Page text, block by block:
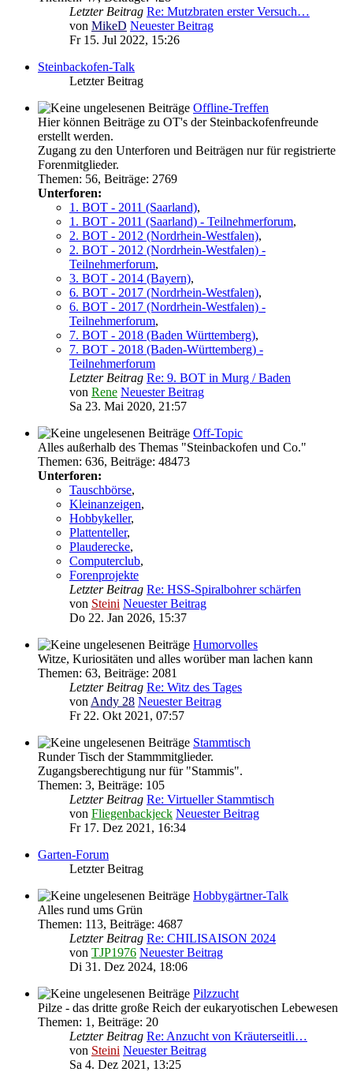
Letzter Beitrag Re: Mutzbraten erster Versuch…
von MikeD Neuester Beitrag
Fr 15. Jul 2022, 15:26
Steinbackofen-Talk
Letzter Beitrag
Offline-Treffen
Hier können Beiträge zu OT's der Steinbackofenfreunde
erstellt werden.
Zugang zu den Unterforen und Beiträgen nur für registrierte
Forenmitglieder.
Themen: 56, Beiträge: 2769
Unterforen:
1. BOT - 2011 (Saarland),
1. BOT - 2011 (Saarland) - Teilnehmerforum,
2. BOT - 2012 (Nordrhein-Westfalen),
2. BOT - 2012 (Nordrhein-Westfalen) -
Teilnehmerforum,
3. BOT - 2014 (Bayern),
6. BOT - 2017 (Nordrhein-Westfalen),
6. BOT - 2017 (Nordrhein-Westfalen) -
Teilnehmerforum,
7. BOT - 2018 (Baden Württemberg),
7. BOT - 2018 (Baden-Württemberg) -
Teilnehmerforum
Letzter Beitrag Re: 9. BOT in Murg / Baden
von Rene Neuester Beitrag
Sa 23. Mai 2020, 21:57
Off-Topic
Alles außerhalb des Themas "Steinbackofen und Co."
Themen: 636, Beiträge: 48473
Unterforen:
Tauschbörse,
Kleinanzeigen,
Hobbykeller,
Plattenteller,
Plauderecke,
Computerclub,
Forenprojekte
Letzter Beitrag Re: HSS-Spiralbohrer schärfen
von Steini Neuester Beitrag
Do 22. Jan 2026, 15:37
Humorvolles
Witze, Kuriositäten und alles worüber man lachen kann
Themen: 63, Beiträge: 2081
Letzter Beitrag Re: Witz des Tages
von Andy 28 Neuester Beitrag
Fr 22. Okt 2021, 07:57
Stammtisch
Runder Tisch der Stammmitglieder.
Zugangsberechtigung nur für "Stammis".
Themen: 3, Beiträge: 105
Letzter Beitrag Re: Virtueller Stammtisch
von Fliegenbackjeck Neuester Beitrag
Fr 17. Dez 2021, 16:34
Garten-Forum
Letzter Beitrag
Hobbygärtner-Talk
Alles rund ums Grün
Themen: 113, Beiträge: 4687
Letzter Beitrag Re: CHILISAISON 2024
von TJP1976 Neuester Beitrag
Di 31. Dez 2024, 18:06
Pilzzucht
Pilze - das dritte große Reich der eukaryotischen Lebewesen
Themen: 1 , Beiträge: 20
Letzter Beitrag Re: Anzucht von Kräuterseitli…
von Steini Neuester Beitrag
Sa 4. Dez 2021, 13:25